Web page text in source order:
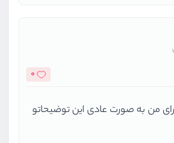
0
من به صورت عادی این توضیحاتو